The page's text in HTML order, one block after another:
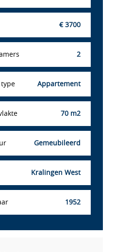
€ 3700
2
Appartement
70 m2
Gemeubileerd
Kralingen West
1952